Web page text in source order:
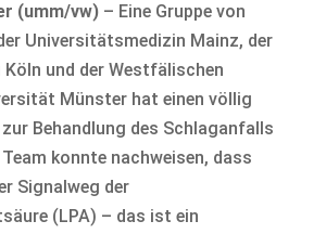
(umm/vw)– Eine Gruppe von
Universitätsmedizin Mainz, der
und der Westfälischen
Münster hat einen völlig
Behandlung des Schlaganfalls
konnte nachweisen, dass
Signalweg der
(LPA) – das ist ein